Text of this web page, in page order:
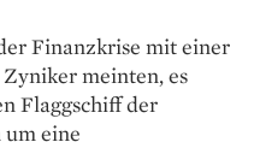
Finanzkrise mit einer
meinten, es
Flaggschiff der
eine